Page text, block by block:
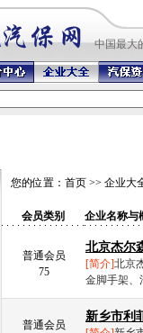
中国最大
您的位置： 首页 >> 企业大
会员类别 企业名称与
普通会员
75
北京杰尔
[简介]北京
金脚手架
普通会员
新乡市利